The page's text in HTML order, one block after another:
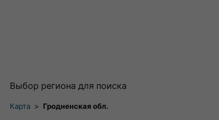
Выбор региона для поиска
Карта > Гродненская обл.